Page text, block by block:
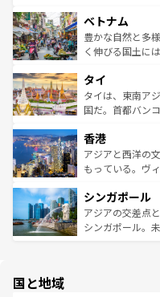
参照してほしい。
容にもいいと評
が味
照してほしい。
き、地方に足を
できる。そして
まで、さまざま
リティに包まれ
覧を参照してほ
ベトナム
豊かな自然と多
く伸びる国土に
急速な発展と共
ーチミン市のフ
醸し出している
とつ。フォーや
ひ現地で味わい
が旅行者を迎え
参照してほしい。
タイ
タイは、東南ア
国だ。首都バン
の活気が交差し
帯で自然と触れ
いビーチでリゾ
激する。気候は
が待っている。
た文化、そして
香港
アジアと西洋の
もっている。ヴ
み、どこを訪れ
ており、効率よ
うな絶景から文
シンガポール
アジアの交差点
シンガポール。
国と地域